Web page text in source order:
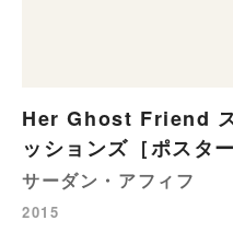
Her Ghost Friend
ッションズ［ポスター
サーダン・アフィフ
2015